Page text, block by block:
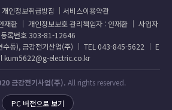
개인정보취급방침
서비스이용약관
재환 │ 개인정보보호 관리책임자 : 안재환 │ 사업자
등록번호 303-81-12646
수동), 금강전기산업(주) │ TEL 043-845-5622 │ E
kum5622@g-electric.co.kr
금강전기사업(주). All rights reserved.
PC 버전으로 보기